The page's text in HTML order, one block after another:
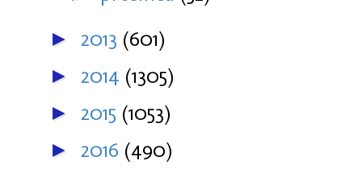
► 2013 (601)
► 2014 (1305)
► 2015 (1053)
► 2016 (490)